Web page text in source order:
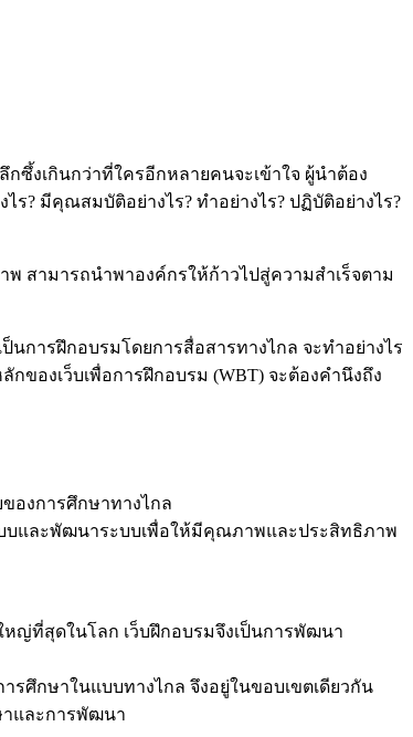
ซึ้งเกินกว่าที่ใครอีกหลายคนจะเข้าใจ ผู้นำต้อง
? มีคุณสมบัติอย่างไร? ทำอย่างไร? ปฏิบัติอย่างไร?
สามารถนำพาองค์กรให้ก้าวไปสู่ความสำเร็จตาม
การฝึกอบรมโดยการสื่อสารทางไกล จะทำอย่างไร
องเว็บเพื่อการฝึกอบรม (WBT) จะต้องคำนึงถึง
องการศึกษาทางไกล
บบและพัฒนาระบบเพื่อให้มีคุณภาพและประสิทธิภาพ
หญ่ที่สุดในโลก เว็บฝึกอบรมจึงเป็นการพัฒนา
รศึกษาในแบบทางไกล จึงอยู่ในขอบเขตเดียวกัน
าและการพัฒนา